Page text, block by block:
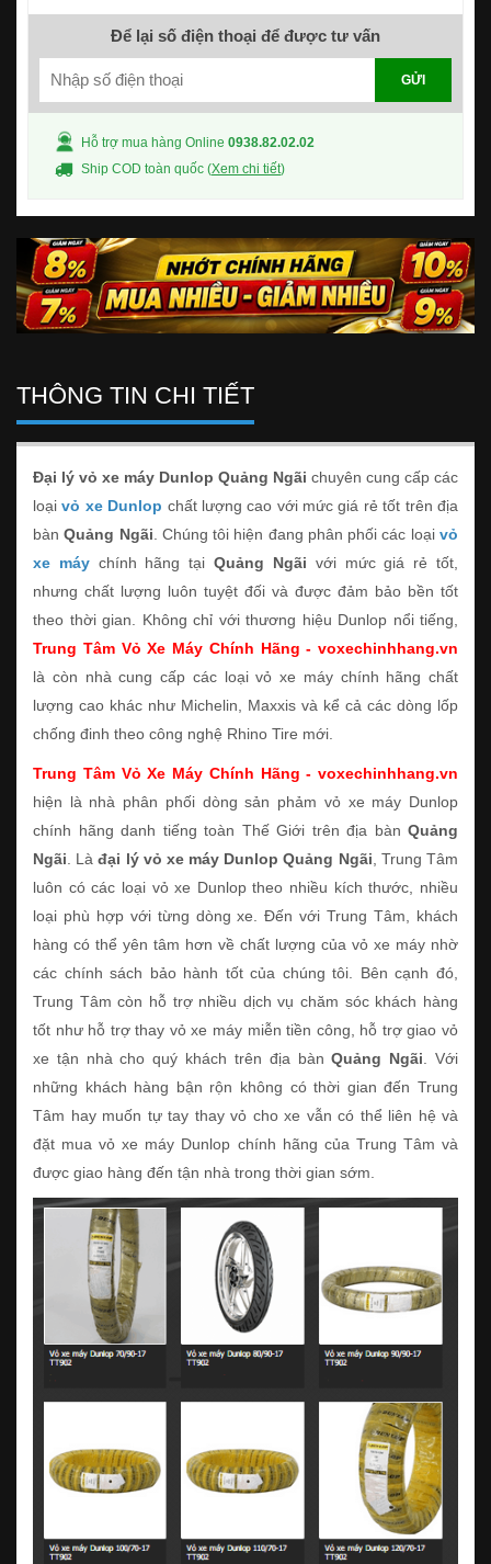
Để lại số điện thoại để được tư vấn
GỬI
Hỗ trợ mua hàng Online 0938.82.02.02
Ship COD toàn quốc (Xem chi tiết)
THÔNG TIN CHI TIẾT
Đại lý vỏ xe máy Dunlop Quảng Ngãi chuyên cung cấp các
loạivỏ xe Dunlop chất lượng cao với mức giá rẻ tốt trên địa
bànQuảng Ngãi . Chúng tôi hiện đang phân phối các loạivỏ
xe máychính hãng tạiQuảng Ngãi với mức giá rẻ tốt,
nhưng chất lượng luôn tuyệt đối và được đảm bảo bền tốt
theo thời gian. Không chỉ với thương hiệu Dunlop nổi tiếng,
Trung Tâm Vỏ Xe Máy Chính Hãng - voxechinhhang.vn
là còn nhà cung cấp các loại vỏ xe máy chính hãng chất
lượng cao khác như Michelin, Maxxis và kể cả các dòng lốp
chống đinh theo công nghệ Rhino Tire mới.
Trung Tâm Vỏ Xe Máy Chính Hãng - voxechinhhang.vn
hiện là nhà phân phối dòng sản phảm vỏ xe máy Dunlop
chính hãng danh tiếng toàn Thế Giới trên địa bàn Quảng
Ngãi . Làđại lý vỏ xe máy Dunlop Quảng Ngãi , Trung Tâm
luôn có các loại vỏ xe Dunlop theo nhiều kích thước, nhiều
loại phù hợp với từng dòng xe. Đến với Trung Tâm, khách
hàng có thể yên tâm hơn về chất lượng của vỏ xe máy nhờ
các chính sách bảo hành tốt của chúng tôi. Bên cạnh đó,
Trung Tâm còn hỗ trợ nhiều dịch vụ chăm sóc khách hàng
tốt như hỗ trợ thay vỏ xe máy miễn tiền công, hỗ trợ giao vỏ
xe tận nhà cho quý khách trên địa bànQuảng Ngãi . Với
những khách hàng bận rộn không có thời gian đến Trung
Tâm hay muốn tự tay thay vỏ cho xe vẫn có thể liên hệ và
đặt mua vỏ xe máy Dunlop chính hãng của Trung Tâm và
được giao hàng đến tận nhà trong thời gian sớm.